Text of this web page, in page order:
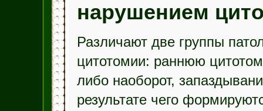
нарушением
Различают две группы
цитотомии: раннюю
либо наоборот,
результате чего